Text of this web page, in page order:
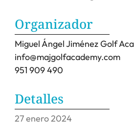
Organizador
Miguel Ángel Jiménez Golf
info@majgolfacademy.com
951 909 490
Detalles
27enero2024